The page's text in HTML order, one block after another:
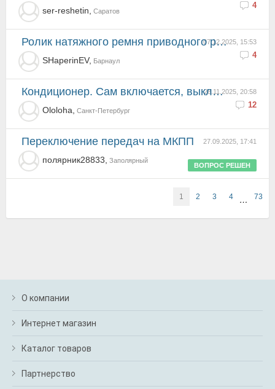
4
ser-reshetin, Саратов
07.12.2025, 15:53
4
Ролик натяжного ремня приводного ремня
SHaperinEV, Барнаул
28.11.2025, 20:58
12
Кондиционер. Сам включается, выключается.
Ololoha, Санкт-Петербург
27.09.2025, 17:41
Переключение передач на МКПП
полярник28833, Заполярный
ВОПРОС РЕШЕН
1 2 3 4 … 73
О компании
Интернет магазин
Каталог товаров
Партнерство